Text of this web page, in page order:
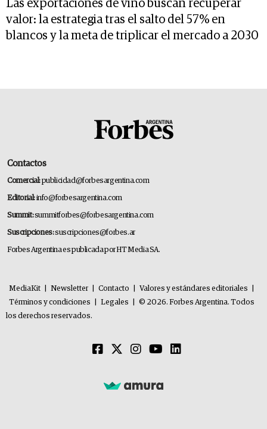
Las exportaciones de vino buscan recuperar
valor: la estrategia tras el salto del 57% en
blancos y la meta de triplicar el mercado a 2030
Contactos
Comercial:publicidad@forbesargentina.com
Editorial:info@forbesargentina.com
Summit:summitforbes@forbesargentina.com
Suscripciones:suscripciones@forbes.ar
Forbes Argentina es publicada por HT Media SA.
MediaKit Newsletter Contacto Valores y estándares editoriales
Términos y condiciones
Legales
© 2026. Forbes Argentina. Todos
los derechos reservados.